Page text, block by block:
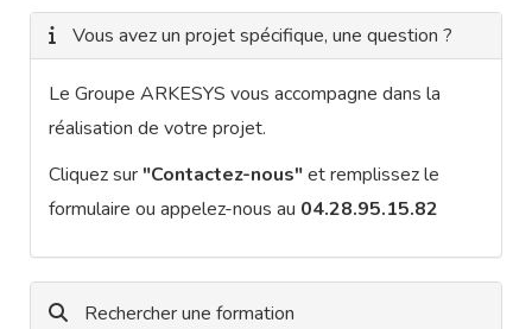
Vous avez un projet spécifique, une question ?
Le Groupe ARKESYS vous accompagne dans la
réalisation de votre projet.
Cliquez sur "Contactez-nous"et remplissez le
formulaire ou appelez-nous au 04.28.95.15.82
Rechercher une formation